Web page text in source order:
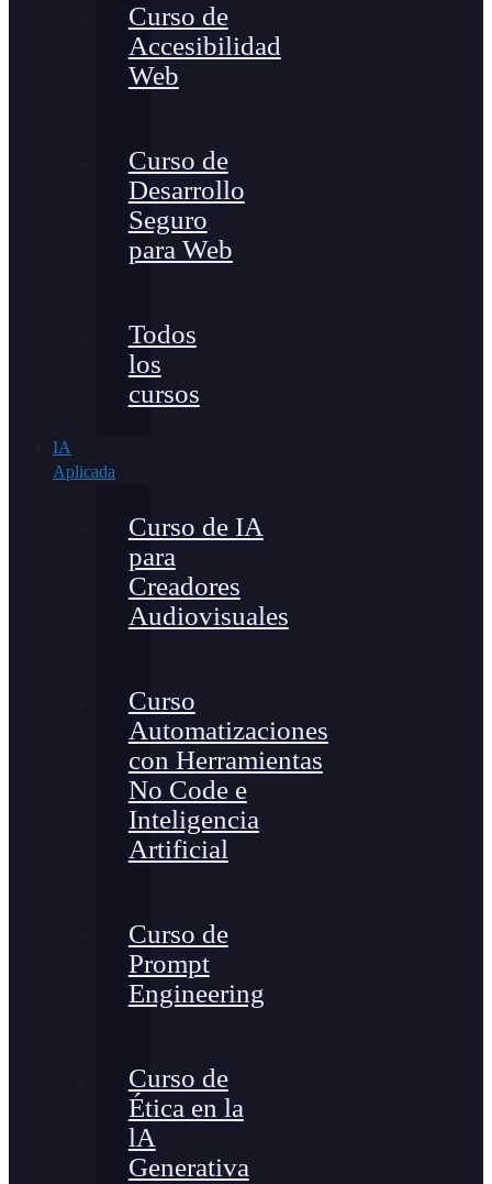
Curso de
Accesibilidad
Web
Curso de
Desarrollo
Seguro
para Web
Todos
los
cursos
IA
Aplicada
Curso de IA
para
Creadores
Audiovisuales
Curso
Automatizaciones
con Herramientas
No Code e
Inteligencia
Artificial
Curso de
Prompt
Engineering
Curso de
Ética en la
lA
Generativa